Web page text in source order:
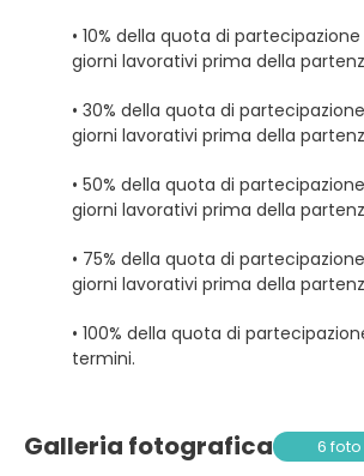
• 10% della quota di
giorni lavorativi prima della
• 30% della quota di
giorni lavorativi prima della
• 50% della quota di
giorni lavorativi prima della
• 75% della quota di
giorni lavorativi prima della
• 100% della quota di
termini.
Galleria fotografica 6 foto